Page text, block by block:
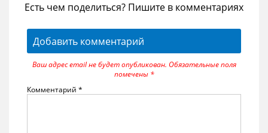
Есть чем поделиться? Пишите в комментариях
Добавить комментарий
Ваш адрес email не будет опубликован. Обязательные поля
помечены *
Комментарий *